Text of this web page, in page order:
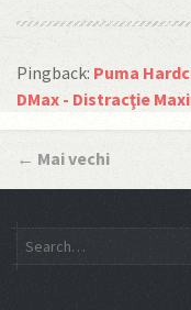
Pingback: Puma
DMax - Distracţie
← Mai vechi